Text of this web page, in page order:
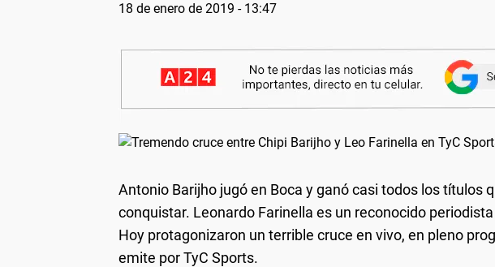
18 de enero de 2019 - 13:47
Antonio Barijho jugó en Boca y ganó casi todos los títulos
conquistar. Leonardo Farinella es un reconocido
Hoy protagonizaron un terrible cruce en vivo, en pleno
emite por TyC Sports.